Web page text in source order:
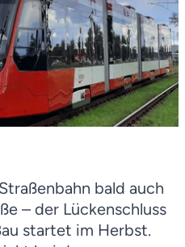
bald auch
– der Lückenschluss
startet im Herbst.